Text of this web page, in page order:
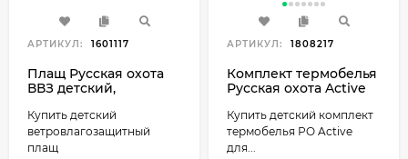
АРТИКУЛ: 1601117
Плащ Русская охота
ВВЗ детский,
Купить детский
ветровлагозащитный
плащ
АРТИКУЛ: 1808217
Комплект термобелья
Русская охота Active
Купить детский комплект
термобелья РO Active
для...